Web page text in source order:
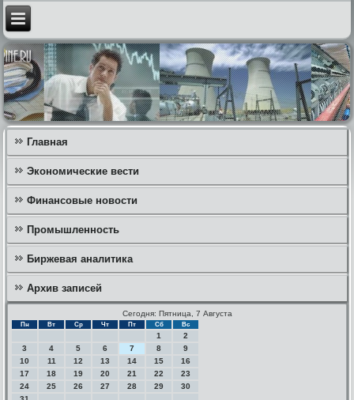
Главная
Экономические вести
Финансовые новости
Промышленность
Биржевая аналитика
Архив записей
Сегодня: Пятница, 7 Августа
Пн Вт Ср Чт Пт Сб Вс
1
2
3
4 5 6 7 8
9
10
11 12 13 14 15
16
17
18 19 20 21 22
23
24
25 26 27 28 29
30